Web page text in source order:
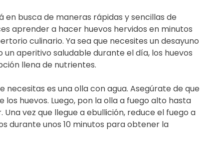
en busca de maneras rápidas y sencillas de
aprender a hacer huevos hervidos en minutos
culinario. Ya sea que necesites un desayuno
un aperitivo saludable durante el día, los huevos
llena de nutrientes.
necesitas es una olla con agua. Asegúrate de que
huevos. Luego, pon la olla a fuego alto hasta
vez que llegue a ebullición, reduce el fuego a
durante unos 10 minutos para obtener la